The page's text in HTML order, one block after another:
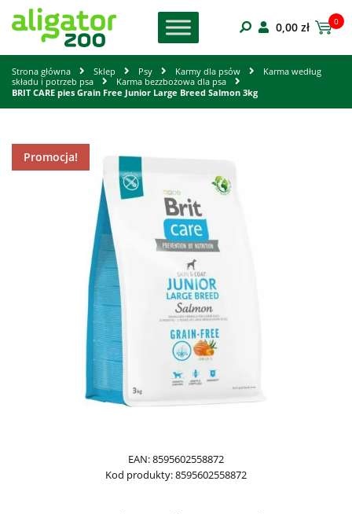
0,00 zł 0
Strona główna Sklep Psy Karmy dla psów
Karma według
składu i potrzeb psa
Karma bezzbożowa dla psa
BRIT CARE pies Grain Free Junior Large Breed Salmon 3kg
Promocja!
EAN:8595602558872
Kod produkty:8595602558872